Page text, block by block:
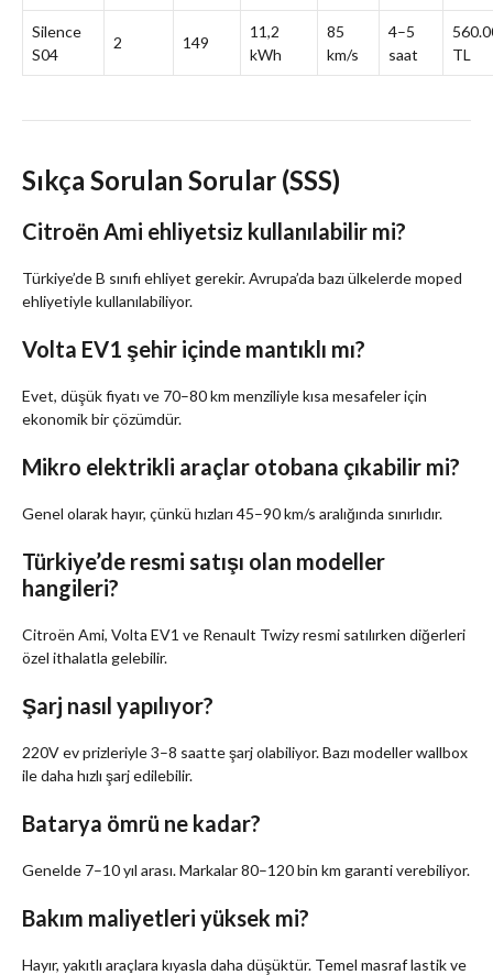
Silence
S04
2 149
11,2
kWh
85
km/s
4–5
saat
TL
Sıkça Sorulan Sorular (SSS)
Citroën Ami ehliyetsiz kullanılabilir mi?
Türkiye’de B sınıfı ehliyet gerekir. Avrupa’da bazı ülkelerde moped
ehliyetiyle kullanılabiliyor.
Volta EV1 şehir içinde mantıklı mı?
Evet, düşük fiyatı ve 70–80 km menziliyle kısa mesafeler için
ekonomik bir çözümdür.
Mikro elektrikli araçlar otobana çıkabilir mi?
Genel olarak hayır, çünkü hızları 45–90 km/s aralığında sınırlıdır.
Türkiye’de resmi satışı olan modeller
hangileri?
Citroën Ami, Volta EV1 ve Renault Twizy resmi satılırken diğerleri
özel ithalatla gelebilir.
Şarj nasıl yapılıyor?
220V ev prizleriyle 3–8 saatte şarj olabiliyor. Bazı modeller wallbox
ile daha hızlı şarj edilebilir.
Batarya ömrü ne kadar?
Genelde 7–10 yıl arası. Markalar 80–120 bin km garanti verebiliyor.
Bakım maliyetleri yüksek mi?
Hayır, yakıtlı araçlara kıyasla daha düşüktür. Temel masraf lastik ve